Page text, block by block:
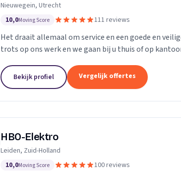
Nieuwegein, Utrecht
10,0Moving Score 111 reviews
Het draait allemaal om service en een goede en
trots op ons werk en we gaan bij u thuis of op
Bekijk profiel Vergelijk offertes
HBO-Elektro
Leiden, Zuid-Holland
10,0Moving Score 100 reviews